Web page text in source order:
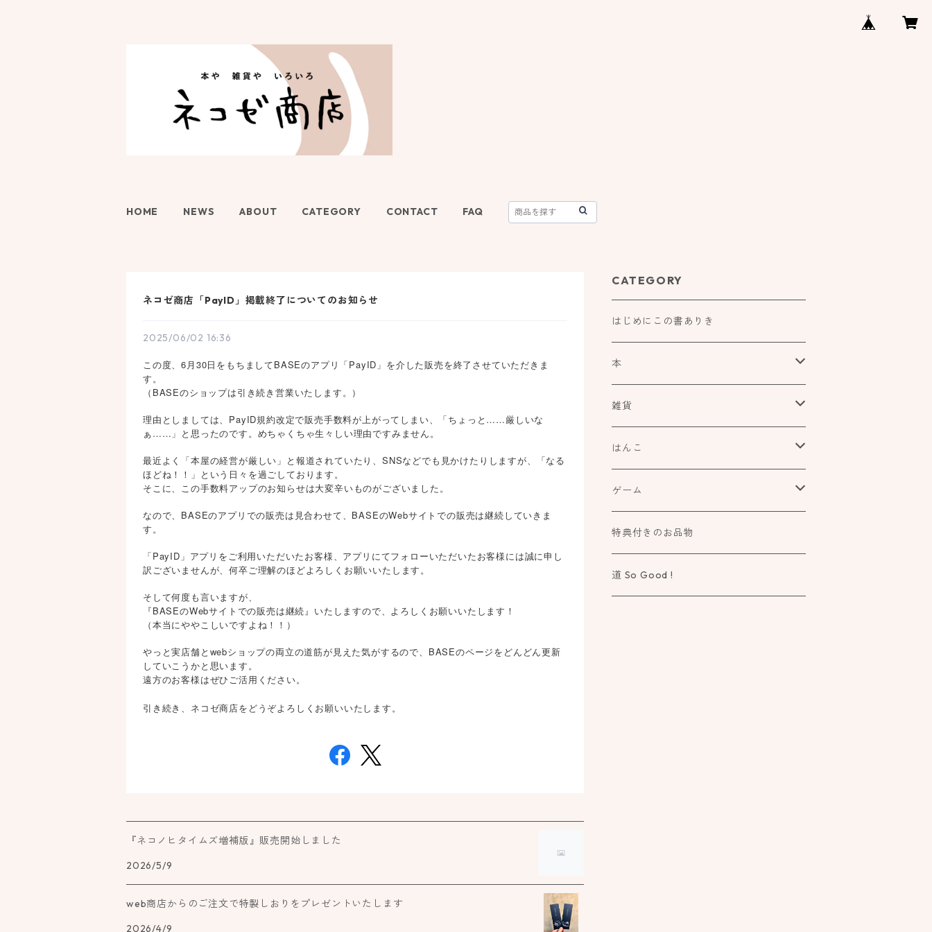
HOME NEWS ABOUT CATEGORY CONTACT FAQ
ネコゼ商店「PayID」掲載終了についてのお知らせ
2025/06/02 16:36
この度、6月30日をもちましてBASEのアプリ「PayID」を介した販売を終了させていただきま
す。
（BASEのショップは引き続き営業いたします。）
理由としましては、PayID規約改定で販売手数料が上がってしまい、「ちょっと……厳しいな
ぁ……」と思ったのです。めちゃくちゃ生々しい理由ですみません。
最近よく「本屋の経営が厳しい」と報道されていたり、SNSなどでも見かけたりしますが、「なる
ほどね！！」という日々を過ごしております。
そこに、この手数料アップのお知らせは大変辛いものがございました。
なので、BASEのアプリでの販売は見合わせて、BASEのWebサイトでの販売は継続していきま
す。
「PayID」アプリをご利用いただいたお客様、アプリにてフォローいただいたお客様には誠に申し
訳ございませんが、何卒ご理解のほどよろしくお願いいたします。
そして何度も言いますが、
『BASEのWebサイトでの販売は継続』いたしますので、よろしくお願いいたします！
（本当にややこしいですよね！！）
やっと実店舗とwebショップの両立の道筋が見えた気がするので、BASEのページをどんどん更新
していこうかと思います。
遠方のお客様はぜひご活用ください。
引き続き、ネコゼ商店をどうぞよろしくお願いいたします。
『ネコノヒタイムズ増補版』販売開始しました
2026/5/9
web商店からのご注文で特製しおりをプレゼントいたします
2026/4/9
CATEGORY
はじめにこの書ありき
本
食べもの飲みものお酒とか
アートや絵本の世界
だれかの考えごと
詩歌と会う
物語に飛びこむ
雑貨
kurofutago
ブローチ
ミラー
文具
はんこ
オスコラボ
カタチ×モヨウスタンプ
小さなカタチ×モヨウスタンプ
タカトモハンコ
ゲーム
Atelier Mimir
特典付きのお品物
道 So Good !